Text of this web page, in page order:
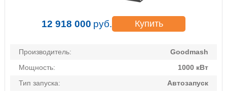
12 918 000 руб. Купить
Производитель:
Goodmash
Мощность:
1000 кВт
Тип запуска:
Автозапуск